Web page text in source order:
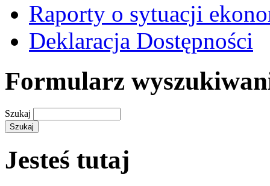
Raporty o sytuacji
Deklaracja Dostępności
Formularz
Szukaj
Jesteś tutaj